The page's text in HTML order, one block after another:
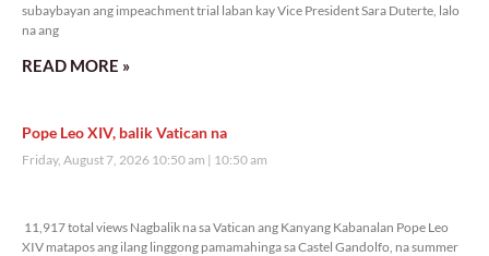
subaybayan ang impeachment trial laban kay Vice President Sara Duterte, lalo
na ang
READ MORE »
Pope Leo XIV, balik Vatican na
Friday, August 7, 2026 10:50 am 10:50 am
11,917 total views Nagbalik na sa Vatican ang Kanyang Kabanalan Pope Leo
XIV matapos ang ilang linggong pamamahinga sa Castel Gandolfo, na summer